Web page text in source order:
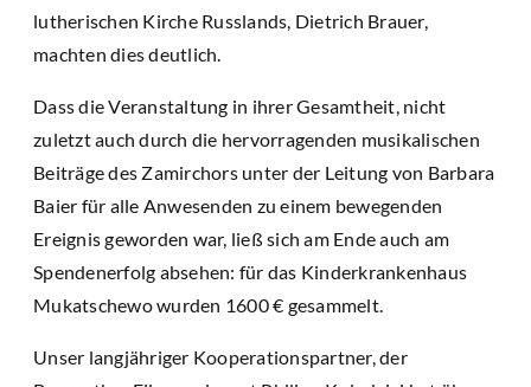
lutherischen Kirche Russlands, Dietrich Brauer,
machten dies deutlich.
Dass die Veranstaltung in ihrer Gesamtheit, nicht
zuletzt auch durch die hervorragenden musikalischen
Beiträge des Zamirchors unter der Leitung von Barbara
Baier für alle Anwesenden zu einem bewegenden
Ereignis geworden war, ließ sich am Ende auch am
Spendenerfolg absehen: für das Kinderkrankenhaus
Mukatschewo wurden 1600 € gesammelt.
Unser langjähriger Kooperationspartner, der